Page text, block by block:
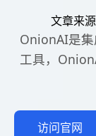
文章来
OnionAI是
工具，
访问官网